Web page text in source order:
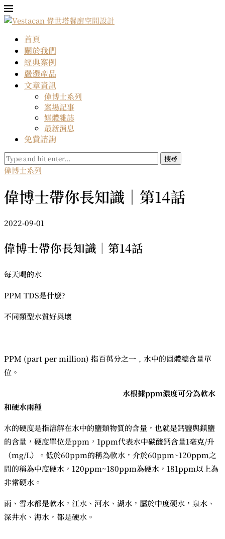
首頁
關於我們
經典案例
嚴選產品
文章資訊
偉博士系列
案場記事
媒體雜誌
最新消息
免費諮詢
偉博士系列
偉博士帶你長知識｜第14話
2022-09-01
偉博士帶你長知識｜第14話
每天喝的水
PPM TDS是什麼?
不同類型水質好與壞
PPM (part per million) 指百萬分之一﹐水中的固體總含量單
位。
水根據ppm濃度可分為軟水
和硬水兩種
水的硬度是指溶解在水中的鹽類物質的含量，也就是鈣鹽與鎂鹽
的含量，硬度單位是ppm，1ppm代表水中碳酸鈣含量1毫克/升
（mg/L）。低於60ppm的稱為軟水，介於60ppm~120ppm之
間的稱為中度硬水，120ppm~180ppm為硬水，181ppm以上為
非常硬水。
雨、雪水都是軟水，江水、河水、湖水，屬於中度硬水，泉水、
深井水、海水，都是硬水。